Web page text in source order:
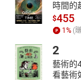
時間的
$455
1 % (
2
藝術的
看藝術